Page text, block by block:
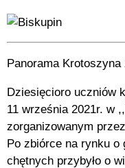
Panorama
Dziesięcioro uczniów
11 września 2021r. w
zorganizowanym
Po zbiórce na rynku o
chętnych przybyło o